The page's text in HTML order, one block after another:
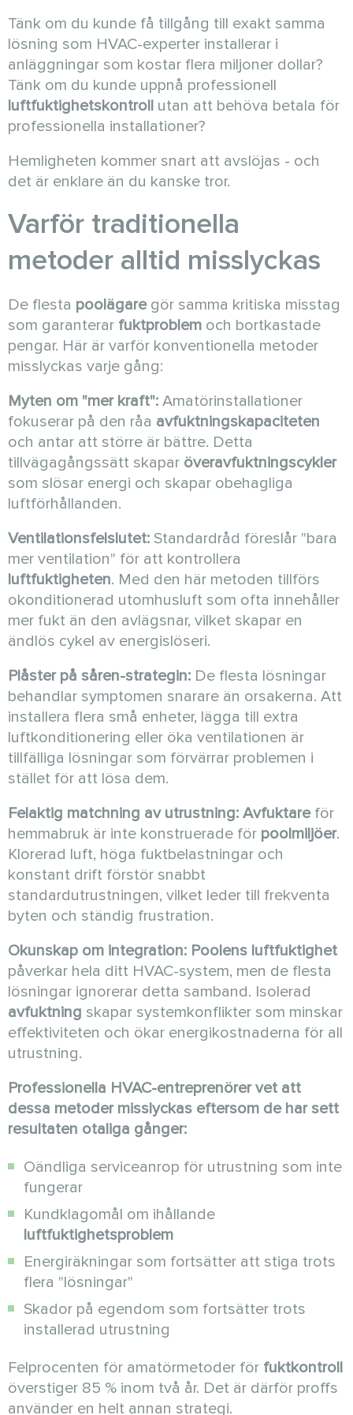
Tänk om du kunde få tillgång till exakt samma
lösning som HVAC-experter installerar i
anläggningar som kostar flera miljoner dollar?
Tänk om du kunde uppnå professionell
luftfuktighetskontroll utan att behöva betala för
professionella installationer?
Hemligheten kommer snart att avslöjas - och
det är enklare än du kanske tror.
Varför traditionella
metoder alltid misslyckas
De flesta poolägaregör samma kritiska misstag
som garanterar fuktproblem och bortkastade
pengar. Här är varför konventionella metoder
misslyckas varje gång:
Myten om "mer kraft": Amatörinstallationer
fokuserar på den råa avfuktningskapaciteten
och antar att större är bättre. Detta
tillvägagångssätt skapar överavfuktningscykler
som slösar energi och skapar obehagliga
luftförhållanden.
Ventilationsfelslutet: Standardråd föreslår "bara
mer ventilation" för att kontrollera
luftfuktigheten. Med den här metoden tillförs
okonditionerad utomhusluft som ofta innehåller
mer fukt än den avlägsnar, vilket skapar en
ändlös cykel av energislöseri.
Plåster på såren-strategin: De flesta lösningar
behandlar symptomen snarare än orsakerna. Att
installera flera små enheter, lägga till extra
luftkonditionering eller öka ventilationen är
tillfälliga lösningar som förvärrar problemen i
stället för att lösa dem.
Felaktig matchning av utrustning: Avfuktareför
hemmabruk är inte konstruerade för poolmiljöer.
Klorerad luft, höga fuktbelastningar och
konstant drift förstör snabbt
standardutrustningen, vilket leder till frekventa
byten och ständig frustration.
Okunskap om integration: Poolens luftfuktighet
påverkar hela ditt HVAC-system, men de flesta
lösningar ignorerar detta samband. Isolerad
avfuktning skapar systemkonflikter som minskar
effektiviteten och ökar energikostnaderna för all
utrustning.
Professionella HVAC-entreprenörer vet att
dessa metoder misslyckas eftersom de har sett
resultaten otaliga gånger:
Oändliga serviceanrop för utrustning som inte
fungerar
Kundklagomål om ihållande
luftfuktighetsproblem
Energiräkningar som fortsätter att stiga trots
flera "lösningar"
Skador på egendom som fortsätter trots
installerad utrustning
Felprocenten för amatörmetoder för fuktkontroll
överstiger 85 % inom två år. Det är därför proffs
använder en helt annan strategi.